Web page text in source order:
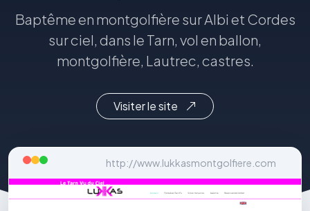
Baptême en montgolfière sur Albi et Cordes
sur ciel, dans le Tarn, vol en ballon,
montgolfière, Lautrec, castres.
Visiter le site
http://www.lukkasmontgolfiere.com